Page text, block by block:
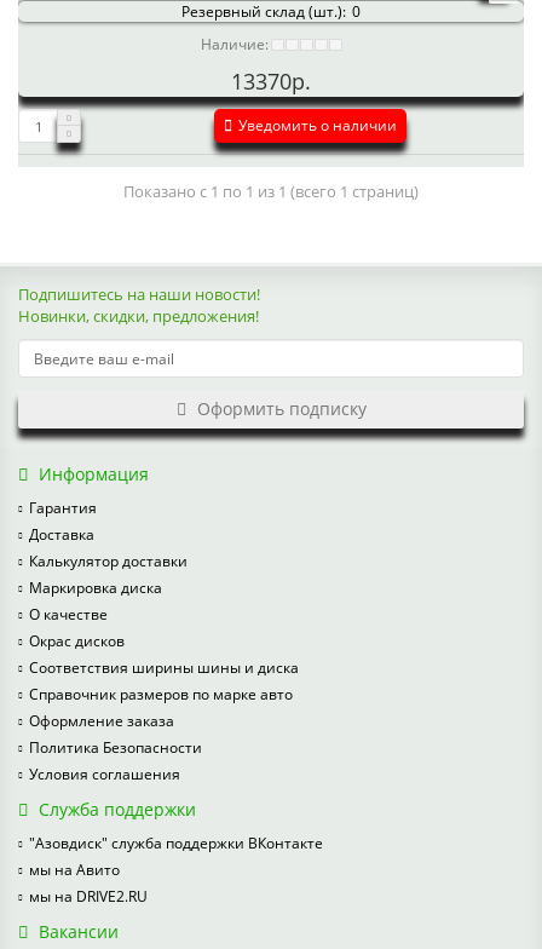
Резервный склад (шт.): 0
Наличие:
13370р.
Уведомить о наличии
Показано с 1 по 1 из 1 (всего 1 страниц)
Подпишитесь на наши новости!
Новинки, скидки, предложения!
Оформить подписку
Информация
Гарантия
Доставка
Калькулятор доставки
Маркировка диска
О качестве
Окрас дисков
Соответствия ширины шины и диска
Справочник размеров по марке авто
Оформление заказа
Политика Безопасности
Условия соглашения
Служба поддержки
"Азовдиск" служба поддержки ВКонтакте
мы на Авито
мы на DRIVE2.RU
Вакансии